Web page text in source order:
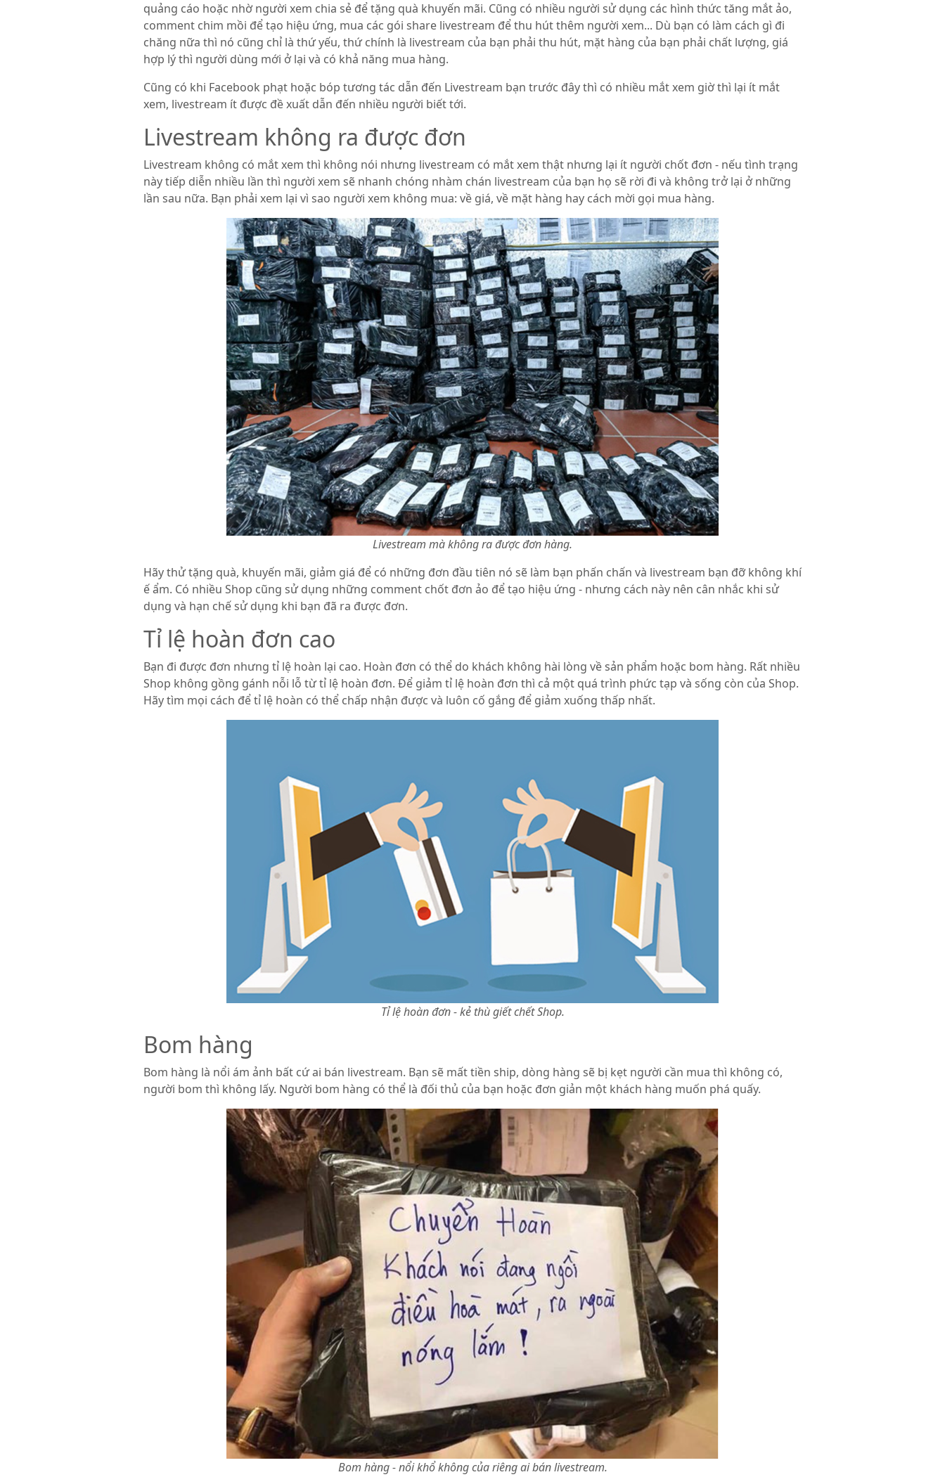
quảng cáo hoặc nhờ người xem chia sẻ để tặng quà khuyến mãi. Cũng có nhiều người sử dụng các hình thức tăng mắt ảo,
comment chim mồi để tạo hiệu ứng, mua các gói share livestream để thu hút thêm người xem... Dù bạn có làm cách gì đi
chăng nữa thì nó cũng chỉ là thứ yếu, thứ chính là livestream của bạn phải thu hút, mặt hàng của bạn phải chất lượng, giá
hợp lý thì người dùng mới ở lại và có khả năng mua hàng.
Cũng có khi Facebook phạt hoặc bóp tương tác dẫn đến Livestream bạn trước đây thì có nhiều mắt xem giờ thì lại ít mắt
xem, livestream ít được đề xuất dẫn đến nhiều người biết tới.
Livestream không ra được đơn
Livestream không có mắt xem thì không nói nhưng livestream có mắt xem thật nhưng lại ít người chốt đơn - nếu tình trạng
này tiếp diễn nhiều lần thì người xem sẽ nhanh chóng nhàm chán livestream của bạn họ sẽ rời đi và không trở lại ở những
lần sau nữa. Bạn phải xem lại vì sao người xem không mua: về giá, về mặt hàng hay cách mời gọi mua hàng.
Livestream mà không ra được đơn hàng.
Hãy thử tặng quà, khuyến mãi, giảm giá để có những đơn đầu tiên nó sẽ làm bạn phấn chấn và livestream bạn đỡ không khí
ế ẩm. Có nhiều Shop cũng sử dụng những comment chốt đơn ảo để tạo hiệu ứng - nhưng cách này nên cân nhắc khi sử
dụng và hạn chế sử dụng khi bạn đã ra được đơn.
Tỉ lệ hoàn đơn cao
Bạn đi được đơn nhưng tỉ lệ hoàn lại cao. Hoàn đơn có thể do khách không hài lòng về sản phẩm hoặc bom hàng. Rất nhiều
Shop không gồng gánh nỗi lỗ từ tỉ lệ hoàn đơn. Để giảm tỉ lệ hoàn đơn thì cả một quá trình phức tạp và sống còn của Shop.
Hãy tìm mọi cách để tỉ lệ hoàn có thể chấp nhận được và luôn cố gắng để giảm xuống thấp nhất.
Tỉ lệ hoàn đơn - kẻ thù giết chết Shop.
Bom hàng
Bom hàng là nổi ám ảnh bất cứ ai bán livestream. Bạn sẽ mất tiền ship, dòng hàng sẽ bị kẹt người cần mua thì không có,
người bom thì không lấy. Người bom hàng có thể là đối thủ của bạn hoặc đơn giản một khách hàng muốn phá quấy.
Bom hàng - nổi khổ không của riêng ai bán livestream.